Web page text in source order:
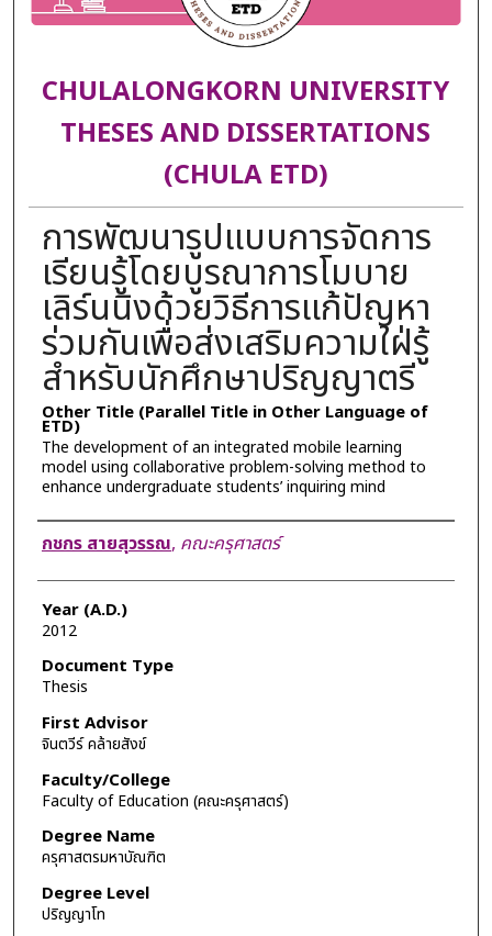
CHULALONGKORN UNIVERSITY
THESES AND DISSERTATIONS
(CHULA ETD)
การพัฒนารูปแบบการจัดการ
เรียนรู้โดยบูรณาการโมบาย
เลิร์นนิงด้วยวิธีการแก้ปัญหา
ร่วมกันเพื่อส่งเสริมความใฝ่รู้
สำหรับนักศึกษาปริญญาตรี
Other Title (Parallel Title in Other Language of
ETD)
The development of an integrated mobile learning
model using collaborative problem-solving method to
enhance undergraduate students’ inquiring mind
Author
กชกร สายสุวรรณ, คณะครุศาสตร์
Year (A.D.)
2012
Document Type
Thesis
First Advisor
จินตวีร์ คล้ายสังข์
Faculty/College
Faculty of Education (คณะครุศาสตร์)
Degree Name
ครุศาสตรมหาบัณฑิต
Degree Level
ปริญญาโท